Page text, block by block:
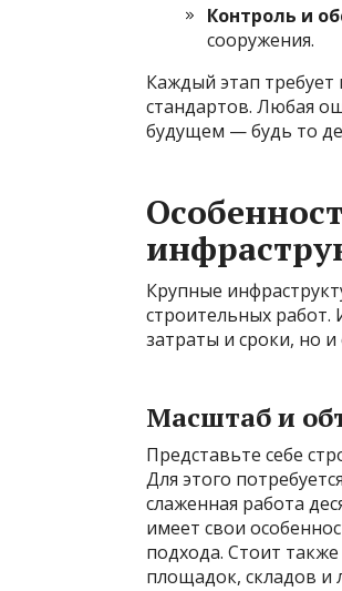
Контроль и
сооружения.
Каждый этап требует
стандартов. Любая
будущем — будь то
Крупные
строительных
затраты и сроки, но
Масштаб и
Представьте себе
Для этого
слаженная работа
имеет свои
подхода. Стоит
площадок, складов и